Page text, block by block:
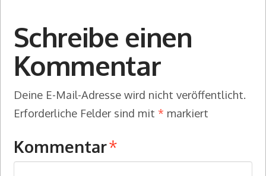
Schreibe einen
Kommentar
Deine E-Mail-Adresse wird nicht veröffentlicht.
Erforderliche Felder sind mit * markiert
Kommentar*